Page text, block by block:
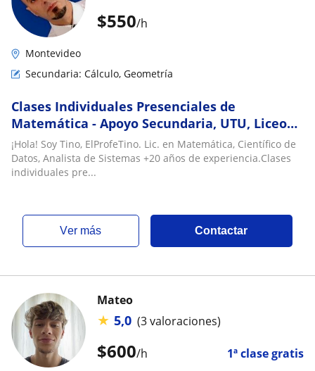
$550/h
Montevideo
Secundaria: Cálculo, Geometría
Clases Individuales Presenciales de
Matemática - Apoyo Secundaria, UTU, Liceo
Militar, Policía, Magisterio - Montevideo,
Cordón
¡Hola! Soy Tino, ElProfeTino. Lic. en Matemática, Científico de
Datos, Analista de Sistemas +20 años de experiencia.Clases
individuales pre...
ver más Contactar
$600/h 1ª clase gratis
Mateo
★ 5,0 (3 valoraciones)